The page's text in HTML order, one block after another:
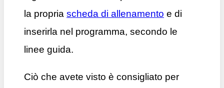
la propria scheda di allenamento e di
inserirla nel programma, secondo le
linee guida.
Ciò che avete visto è consigliato per